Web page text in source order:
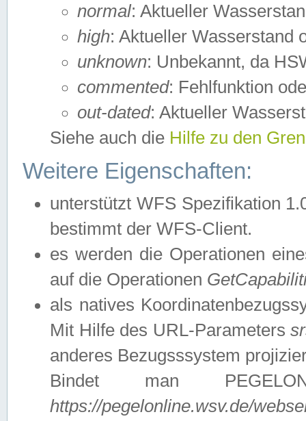
normal: Aktueller
high: Aktueller Wasserstand
unknown: Unbekannt, da
commented: Fehlfunktion
out-dated: Aktueller
Siehe auch die Hilfe zu den
Weitere Eigenschaften:
unterstützt WFS Spezifikation
bestimmt der WFS-Client.
es werden die Operationen
auf die Operationen
als natives
Mit Hilfe des URL-Parameters
anderes Bezugsssystem
Bindet man
https://pegelonline.wsv.de/